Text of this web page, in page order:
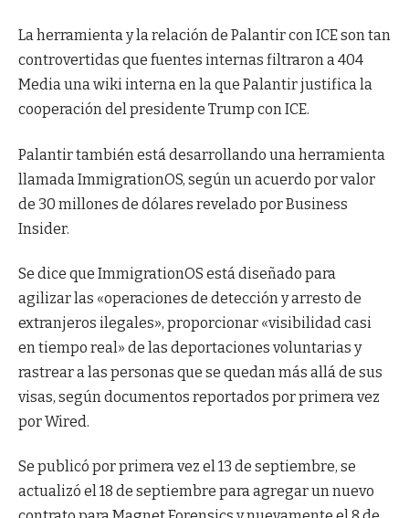
La herramienta y la relación de Palantir con ICE son tan
controvertidas que fuentes internas filtraron a 404
Media una wiki interna en la que Palantir justifica la
cooperación del presidente Trump con ICE.
Palantir también está desarrollando una herramienta
llamada ImmigrationOS, según un acuerdo por valor
de 30 millones de dólares revelado por Business
Insider.
Se dice que ImmigrationOS está diseñado para
agilizar las «operaciones de detección y arresto de
extranjeros ilegales», proporcionar «visibilidad casi
en tiempo real» de las deportaciones voluntarias y
rastrear a las personas que se quedan más allá de sus
visas, según documentos reportados por primera vez
por Wired.
Se publicó por primera vez el 13 de septiembre, se
actualizó el 18 de septiembre para agregar un nuevo